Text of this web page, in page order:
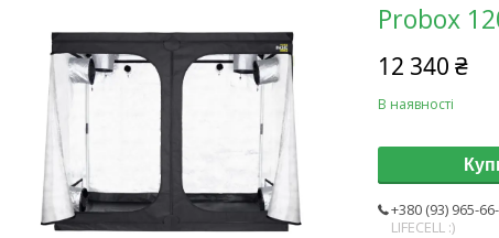
Probox
12 340 ₴
В наявності
+380 (93) 965-
LIFECELL :)